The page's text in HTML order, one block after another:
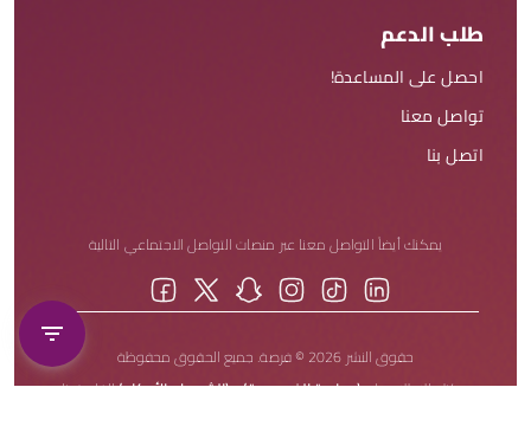
طلب الدعم
احصل على المساعدة!
تواصل معنا
اتصل بنا
يمكنك أيضاً التواصل معنا عبر منصات التواصل الاجتماعي التالية
حقوق النشر 2026 © فرصة. جميع الحقوق محفوظة
يمكنك الاطلاع على(سياسة الخصوصية)و(الشروط والأحكام)الخاصة بنا.